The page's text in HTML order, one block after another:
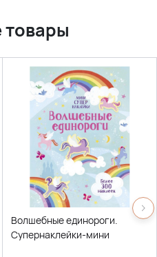
Волшебные единороги.
Супернаклейки-мини